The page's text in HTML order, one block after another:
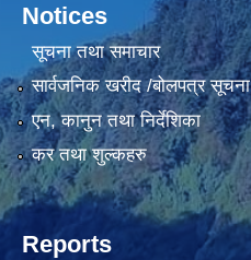
Notices
सूचना तथा समाचार
सार्वजनिक खरीद /बोलपत्र सूचना
एन, कानुन तथा निर्देशिका
कर तथा शुल्कहरु
Reports